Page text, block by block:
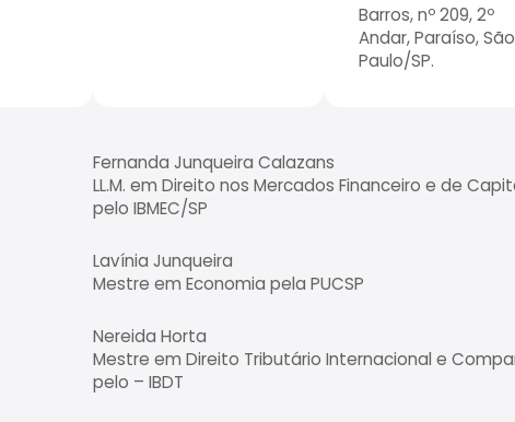
Barros, nº 209, 2º
Andar, Paraíso, São
Paulo/SP.
Fernanda Junqueira Calazans
LL.M. em Direito nos Mercados Financeiro e de
pelo IBMEC/SP
Lavínia Junqueira
Mestre em Economia pela PUCSP
Nereida Horta
Mestre em Direito Tributário Internacional e
pelo – IBDT